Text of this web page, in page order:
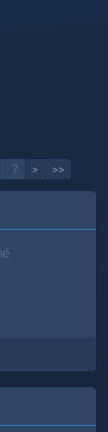
7 > >>